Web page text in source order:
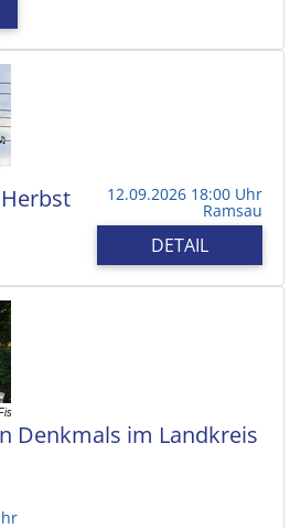
12.09.2026 18:00 Uhr
Ramsau
DETAIL
Denkmals im Landkreis